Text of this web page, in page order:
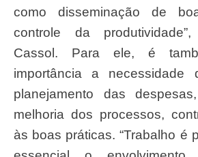
como disseminação de
controle da
Cassol. Para ele, é
importância a necessidade
planejamento das
melhoria dos processos,
às boas práticas. “Trabalho é